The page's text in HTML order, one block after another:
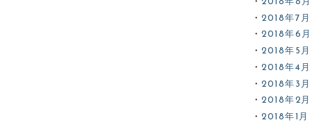
2018年7月
2018年6月
2018年5月
2018年4月
2018年3月
2018年2月
2018年1月